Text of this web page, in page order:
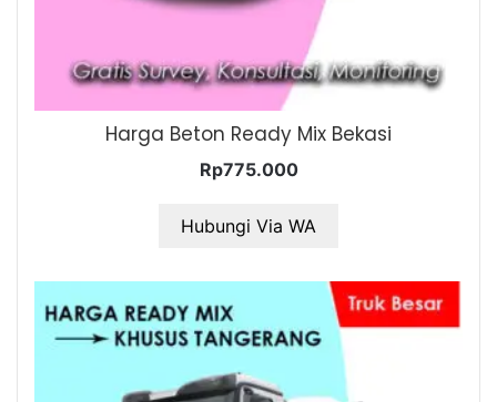
Harga Beton Ready Mix Bekasi
Rp775.000
Hubungi Via WA